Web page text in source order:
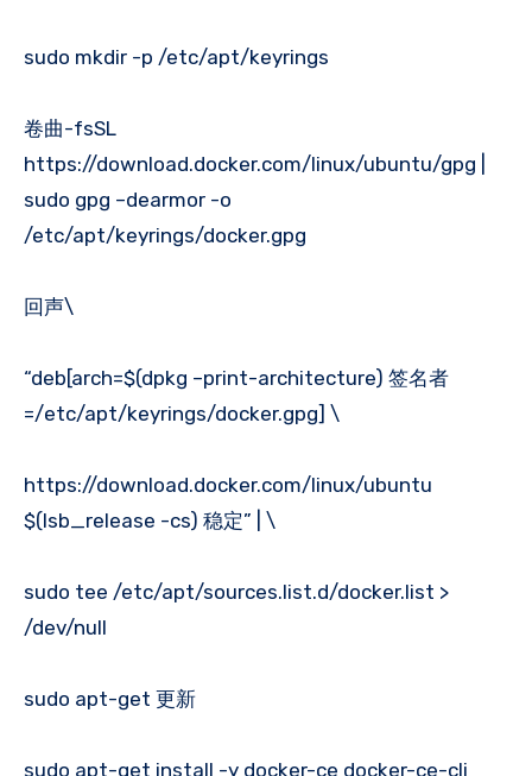
sudo mkdir -p /etc/apt/keyrings
卷曲-fsSL
https://download.docker.com/linux/ubuntu/gpg |
sudo gpg –dearmor -o
/etc/apt/keyrings/docker.gpg
回声\
“deb[arch=$(dpkg –print-architecture) 签名者
=/etc/apt/keyrings/docker.gpg] \
https://download.docker.com/linux/ubuntu
$(lsb_release -cs) 稳定” | \
sudo tee /etc/apt/sources.list.d/docker.list >
/dev/null
sudo apt-get 更新
sudo apt-get install -y docker-ce docker-ce-cli